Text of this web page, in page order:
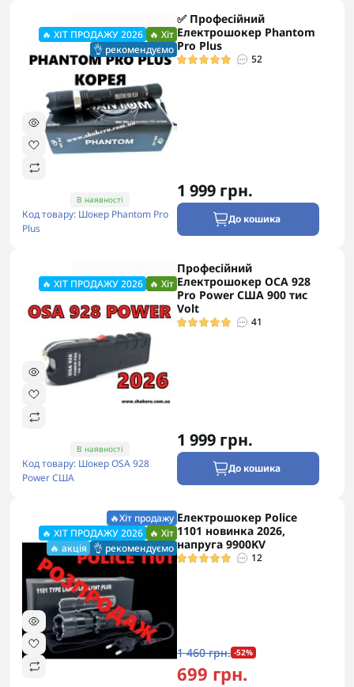
🔥 ХІТ ПРОДАЖУ 2026 🔥 Хіт
👌 рекомендуємо
В наявності
Код товару: Шокер Phantom Pro
Plus
✅ Професійний
Електрошокер Phantom
Pro Plus
52
1 999 грн.
До кошика
🔥 ХІТ ПРОДАЖУ 2026 🔥 Хіт
В наявності
Код товару: Шокер OSA 928
Power США
Професійний
Електрошокер ОСА 928
Pro Power США 900 тис
Volt
41
1 999 грн.
До кошика
🔥Хіт продажу
🔥 ХІТ ПРОДАЖУ 2026 🔥 Хіт
🔥 акція 👌 рекомендуємо
Електрошокер Police
1101 новинка 2026,
напруга 9900KV
12
1 460 грн. -52%
699 грн.